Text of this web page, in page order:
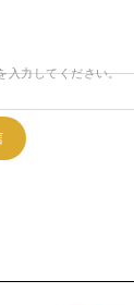
入力してください。